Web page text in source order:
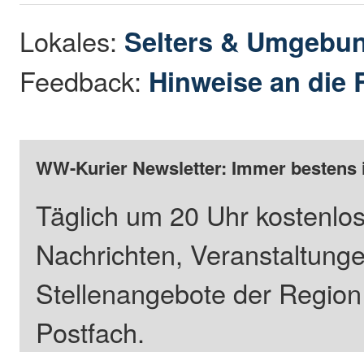
Lokales: Selters &
Feedback: Hinweise an die
WW-Kurier Newsletter: Immer
Täglich um 20 Uhr
Nachrichten,
Stellenangebote der
Postfach.